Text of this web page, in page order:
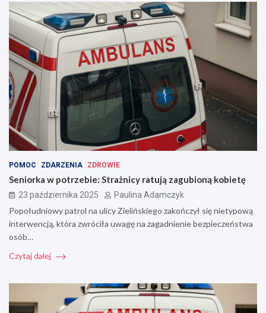
POMOC ZDARZENIA ZDROWIE
Seniorka w potrzebie: Strażnicy ratują zagubioną kobietę
23 października 2025 Paulina Adamczyk
Popołudniowy patrol na ulicy Zielińskiego zakończył się nietypową
interwencją, która zwróciła uwagę na zagadnienie bezpieczeństwa
osób…
Czytaj dalej